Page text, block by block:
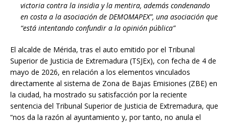
victoria contra la insidia y la mentira, además condenando
en costa a la asociación de DEMOMAPEX”, una asociación que
“está intentando confundir a la opinión pública”
El alcalde de Mérida, tras el auto emitido por el Tribunal
Superior de Justicia de Extremadura (TSJEx), con fecha de 4 de
mayo de 2026, en relación a los elementos vinculados
directamente al sistema de Zona de Bajas Emisiones (ZBE) en
la ciudad, ha mostrado su satisfacción por la reciente
sentencia del Tribunal Superior de Justicia de Extremadura, que
“nos da la razón al ayuntamiento y, por tanto, no anula el